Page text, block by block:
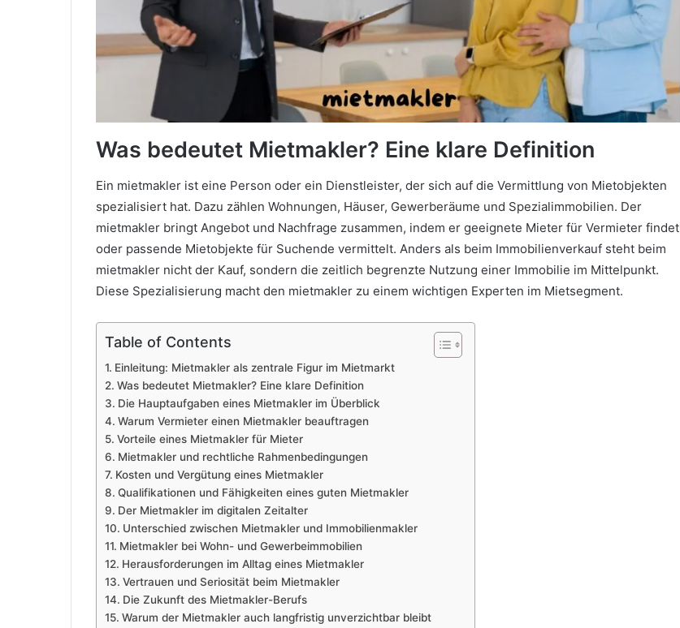
Was bedeutet Mietmakler? Eine klare Definition
Ein mietmakler ist eine Person oder ein Dienstleister, der sich auf die Vermittlung von Mietobjekten
spezialisiert hat. Dazu zählen Wohnungen, Häuser, Gewerberäume und Spezialimmobilien. Der
mietmakler bringt Angebot und Nachfrage zusammen, indem er geeignete Mieter für Vermieter findet
oder passende Mietobjekte für Suchende vermittelt. Anders als beim Immobilienverkauf steht beim
mietmakler nicht der Kauf, sondern die zeitlich begrenzte Nutzung einer Immobilie im Mittelpunkt.
Diese Spezialisierung macht den mietmakler zu einem wichtigen Experten im Mietsegment.
Table of Contents
Einleitung: Mietmakler als zentrale Figur im Mietmarkt
Was bedeutet Mietmakler? Eine klare Definition
Die Hauptaufgaben eines Mietmakler im Überblick
Warum Vermieter einen Mietmakler beauftragen
Vorteile eines Mietmakler für Mieter
Mietmakler und rechtliche Rahmenbedingungen
Kosten und Vergütung eines Mietmakler
Qualifikationen und Fähigkeiten eines guten Mietmakler
Der Mietmakler im digitalen Zeitalter
Unterschied zwischen Mietmakler und Immobilienmakler
Mietmakler bei Wohn- und Gewerbeimmobilien
Herausforderungen im Alltag eines Mietmakler
Vertrauen und Seriosität beim Mietmakler
Die Zukunft des Mietmakler-Berufs
Warum der Mietmakler auch langfristig unverzichtbar bleibt